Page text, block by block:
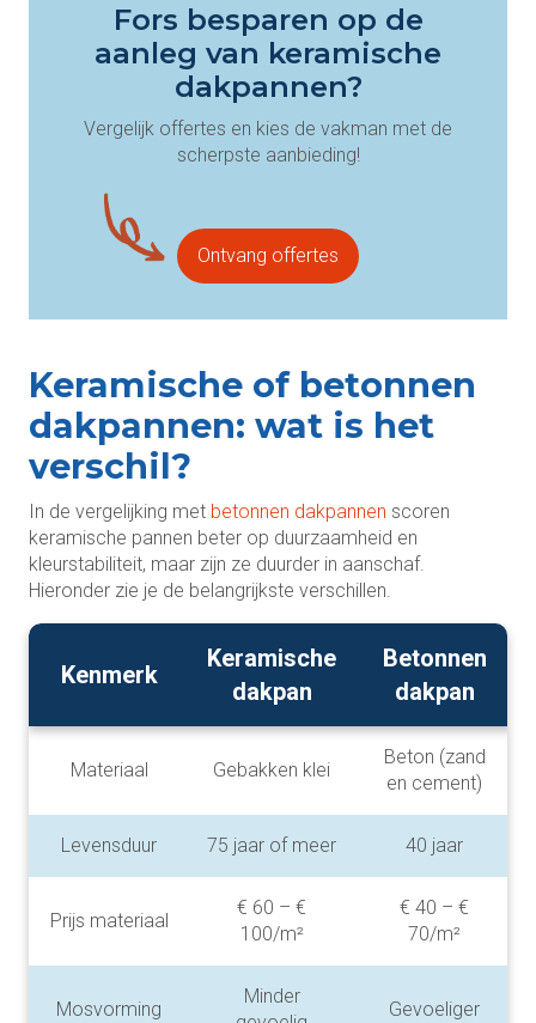
Fors besparen op de
aanleg van keramische
dakpannen?
Vergelijk offertes en kies de vakman met de
scherpste aanbieding!
Ontvang offertes
Keramische of betonnen
dakpannen: wat is het
verschil?
In de vergelijking met betonnen dakpannen scoren
keramische pannen beter op duurzaamheid en
kleurstabiliteit, maar zijn ze duurder in aanschaf.
Hieronder zie je de belangrijkste verschillen.
Kenmerk
Keramische
dakpan
Betonnen
dakpan
Materiaal Gebakken klei
Beton (zand
en cement)
Levensduur 75 jaar of meer 40 jaar
Prijs materiaal
€ 60 – €
100/m²
€ 40 – €
70/m²
Mosvorming
Minder
Gevoeliger